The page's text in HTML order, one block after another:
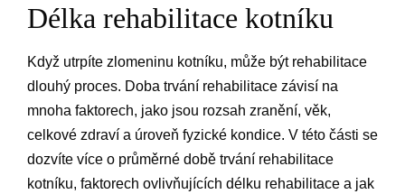
Délka rehabilitace kotníku
Když utrpíte zlomeninu kotníku, může být rehabilitace
dlouhý proces. Doba trvání rehabilitace závisí na
mnoha faktorech, jako jsou rozsah zranění, věk,
celkové zdraví a úroveň fyzické kondice. V této části se
dozvíte více o průměrné době trvání rehabilitace
kotníku, faktorech ovlivňujících délku rehabilitace a jak